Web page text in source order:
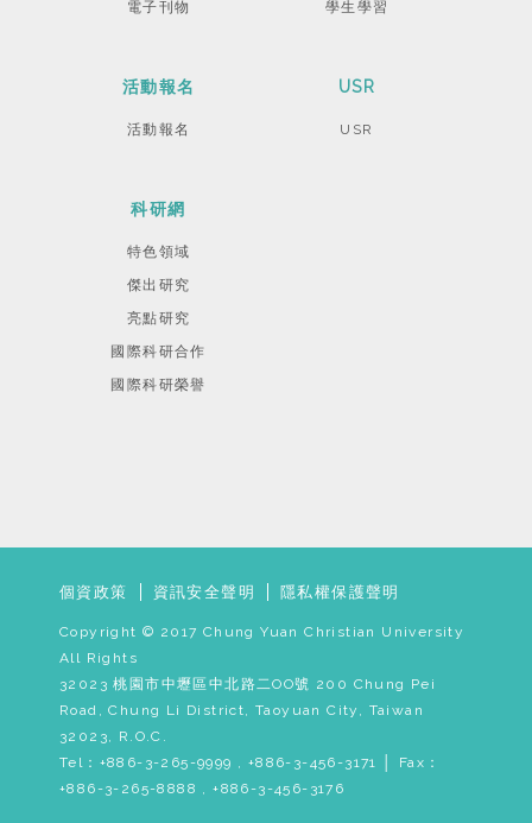
電子刊物
學生學習
活動報名
活動報名
USR
USR
科研網
特色領域
傑出研究
亮點研究
國際科研合作
國際科研榮譽
個資政策 資訊安全聲明 隱私權保護聲明
Copyright © 2017 Chung Yuan Christian University
All Rights
32023 桃園市中壢區中北路二OO號 200 Chung Pei
Road, Chung Li District, Taoyuan City, Taiwan
32023, R.O.C.
Tel：+886-3-265-9999 , +886-3-456-3171 │ Fax：
+886-3-265-8888 , +886-3-456-3176